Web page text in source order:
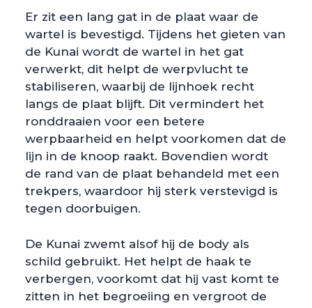
Er zit een lang gat in de plaat waar de
wartel is bevestigd. Tijdens het gieten van
de Kunai wordt de wartel in het gat
verwerkt, dit helpt de werpvlucht te
stabiliseren, waarbij de lijnhoek recht
langs de plaat blijft. Dit vermindert het
ronddraaien voor een betere
werpbaarheid en helpt voorkomen dat de
lijn in de knoop raakt. Bovendien wordt
de rand van de plaat behandeld met een
trekpers, waardoor hij sterk verstevigd is
tegen doorbuigen.
De Kunai zwemt alsof hij de body als
schild gebruikt. Het helpt de haak te
verbergen, voorkomt dat hij vast komt te
zitten in het begroeiing en vergroot de